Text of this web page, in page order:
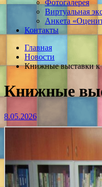
Фотогалерея
Виртуальная
Анкета
Контакты
Главная
Новости
Книжные выставки к
Книжные
8.05.2026